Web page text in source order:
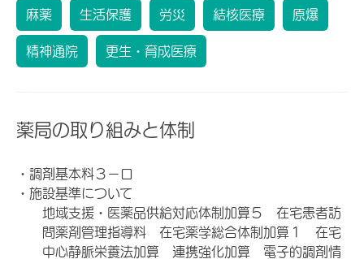
麻薬 生活保護 労災 結核医療 原爆
精神通院 更生・育成医療
薬局の取り組みと体制
・調剤基本料３－ロ
・施設基準について
地域支援・医薬品供給対応体制加算５ 在宅患者訪
問薬剤管理指導料 在宅薬学総合体制加算１ 在宅
中心静脈栄養法加算 連携強化加算 電子的調剤情